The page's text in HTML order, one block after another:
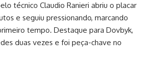
técnico Claudio Ranieri abriu o placar
e seguiu pressionando, marcando
tempo. Destaque para Dovbyk,
duas vezes e foi peça-chave no